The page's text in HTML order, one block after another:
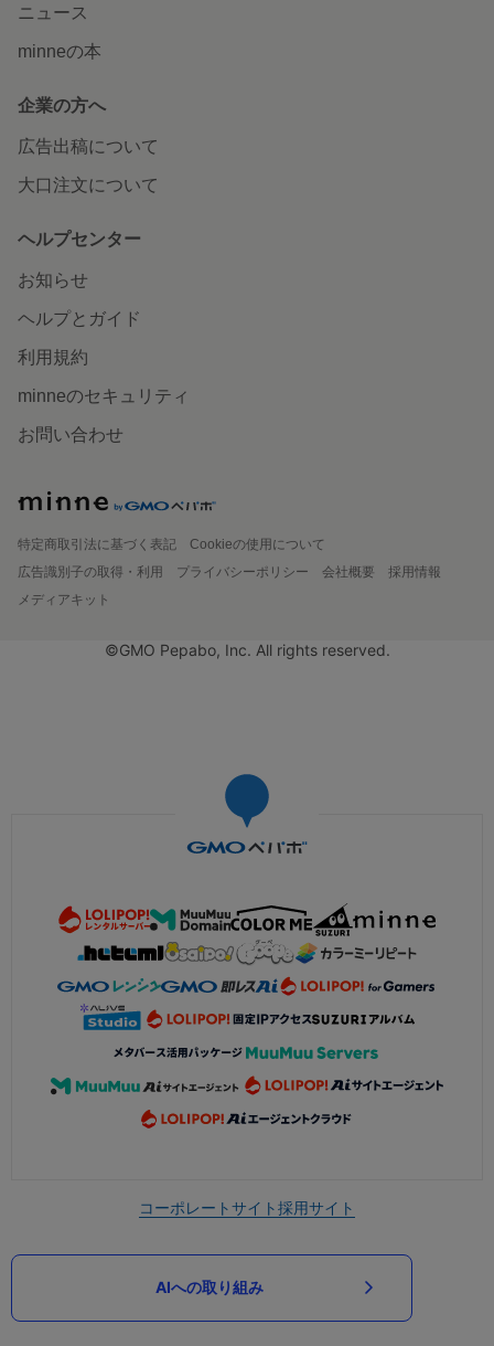
ニュース
minneの本
企業の方へ
広告出稿について
大口注文について
ヘルプセンター
お知らせ
ヘルプとガイド
利用規約
minneのセキュリティ
お問い合わせ
特定商取引法に基づく表記
Cookieの使用について
広告識別子の取得・利用
プライバシーポリシー 会社概要
採用情報
メディアキット
©GMO Pepabo, Inc. All rights reserved.
コーポレートサイト採用サイト
AIへの取り組み